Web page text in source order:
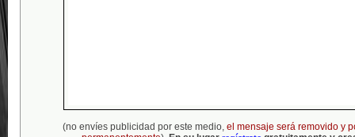
(no envíes publicidad por este medio, el mensaje será removido y